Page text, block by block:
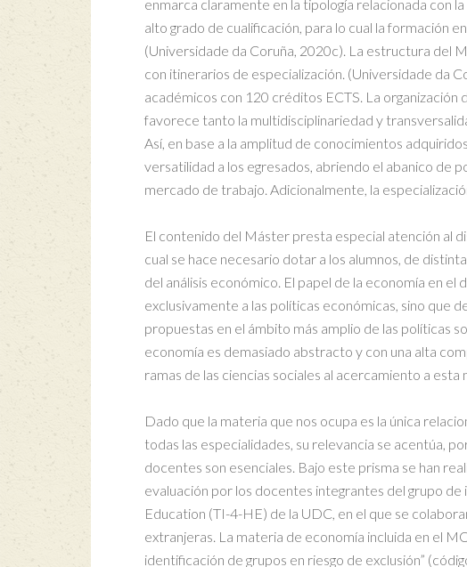
enmarca claramente en la tipología relacionada con
alto grado de cualificación, para lo cual la formación
(Universidade da Coruña, 2020c). La estructura del
con itinerarios de especialización. (Universidade da
académicos con 120 créditos ECTS. La organización
favorece tanto la multidisciplinariedad y
Así, en base a la amplitud de conocimientos
versatilidad a los egresados, abriendo el abanico de
mercado de trabajo. Adicionalmente, la
El contenido del Máster presta especial atención al
cual se hace necesario dotar a los alumnos, de
del análisis económico. El papel de la economía en
exclusivamente a las políticas económicas, sino que
propuestas en el ámbito más amplio de las políticas
economía es demasiado abstracto y con una alta
ramas de las ciencias sociales al acercamiento a
Dado que la materia que nos ocupa es la única
todas las especialidades, su relevancia se acentúa,
docentes son esenciales. Bajo este prisma se han
evaluación por los docentes integrantes del grupo
Education (TI-4-HE) de la UDC, en el que se
extranjeras. La materia de economía incluida en el
identificación de grupos en riesgo de exclusión”